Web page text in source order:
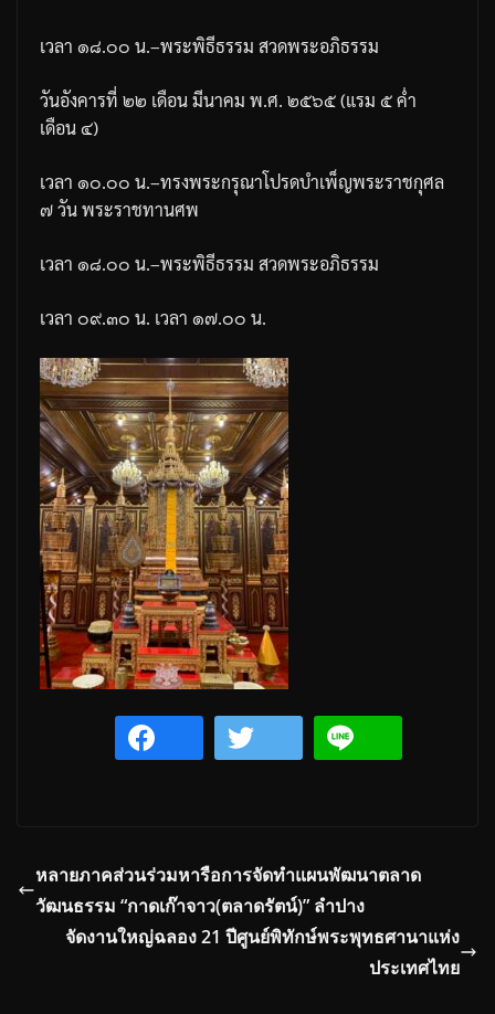
เวลา ๑๘.๐๐ น.–พระพิธีธรรม สวดพระอภิธรรม
วันอังคารที่ ๒๒ เดือนมีนาคม พ.ศ. ๒๕๖๕(แรม ๕ค่ำ
เดือน ๔)
เวลา ๑๐.๐๐ น.–ทรงพระกรุณาโปรดบำเพ็ญพระราชกุศล
๗วันพระราชทานศพ
เวลา ๑๘.๐๐ น.–พระพิธีธรรม สวดพระอภิธรรม
เวลา ๐๙.๓๐ น. เวลา ๑๗.๐๐ น.
หลายภาคส่วนร่วมหารือการจัดทำแผนพัฒนาตลาด
วัฒนธรรม “กาดเก๊าจาว(ตลาดรัตน์)” ลำปาง
จัดงานใหญ่ฉลอง 21 ปีศูนย์พิทักษ์พระพุทธศานาแห่ง
ประเทศไทย